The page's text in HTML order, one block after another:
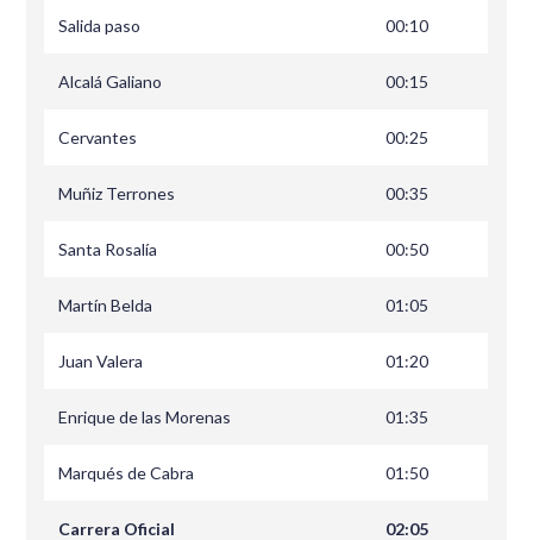
Salida paso 00:10
Alcalá Galiano 00:15
Cervantes 00:25
Muñiz Terrones 00:35
Santa Rosalía 00:50
Martín Belda 01:05
Juan Valera 01:20
Enrique de las Morenas 01:35
Marqués de Cabra 01:50
Carrera Oficial 02:05